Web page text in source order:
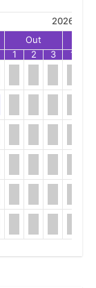
2026
Out
1 2 3 1